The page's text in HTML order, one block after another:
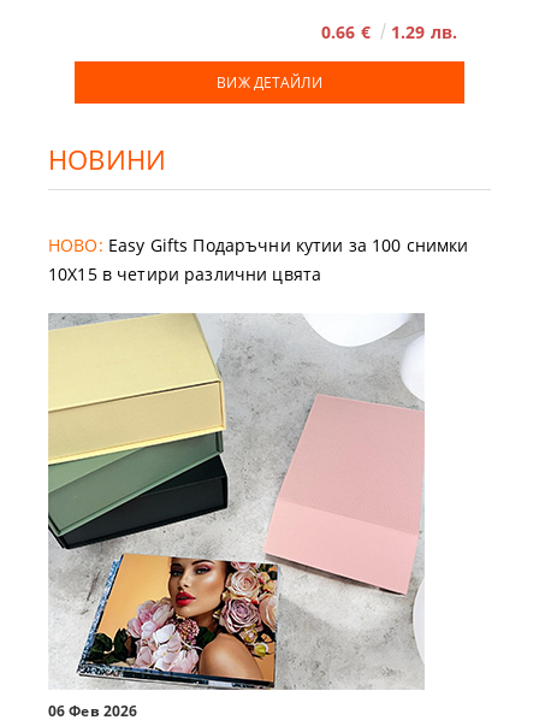
0.66 € 1.29 лв.
ВИЖ ДЕТАЙЛИ
НОВИНИ
НОВО: Easy Gifts Подаръчни кутии за 100 снимки
10X15 в четири различни цвята
06 Фев 2026